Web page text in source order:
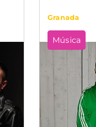
Granada
Música